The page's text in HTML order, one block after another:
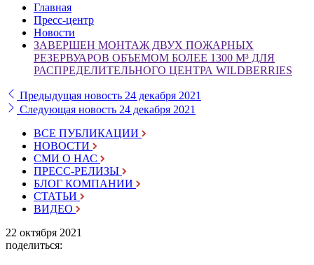
Главная
Пресс-центр
Новости
ЗАВЕРШЕН МОНТАЖ ДВУХ ПОЖАРНЫХ
РЕЗЕРВУАРОВ ОБЪЕМОМ БОЛЕЕ 1300 М³ ДЛЯ
РАСПРЕДЕЛИТЕЛЬНОГО ЦЕНТРА WILDBERRIES
Предыдущая новость 24 декабря 2021
Следующая новость 24 декабря 2021
ВСЕ ПУБЛИКАЦИИ
НОВОСТИ
СМИ О НАС
ПРЕСС-РЕЛИЗЫ
БЛОГ КОМПАНИИ
СТАТЬИ
ВИДЕО
22 октября 2021
поделиться: